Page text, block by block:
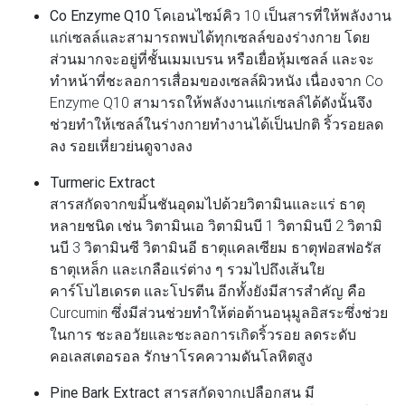
Co Enzyme Q10 โคเอนไซม์คิว 10 เป็นสารที่ให้พลังงาน
แก่เซลล์และสามารถพบได้ทุกเซลล์ของร่างกาย โดย
ส่วนมากจะอยู่ที่ชั้นเมมเบรน หรือเยื่อหุ้มเซลล์ และจะ
ทำหน้าที่ชะลอการเสื่อมของเซลล์ผิวหนัง เนื่องจาก Co
Enzyme Q10 สามารถให้พลังงานแก่เซลล์ได้ดังนั้นจึง
ช่วยทำให้เซลล์ในร่างกายทำงานได้เป็นปกติ ริ้วรอยลด
ลง รอยเหี่ยวย่นดูจางลง
Turmeric Extract
สารสกัดจากขมิ้นชันอุดมไปด้วยวิตามินและแร่ ธาตุ
หลายชนิด เช่น วิตามินเอ วิตามินบี 1 วิตามินบี 2 วิตามิ
นบี 3 วิตามินซี วิตามินอี ธาตุแคลเซียม ธาตุฟอสฟอรัส
ธาตุเหล็ก และเกลือแร่ต่าง ๆ รวมไปถึงเส้นใย
คาร์โบไฮเดรต และโปรตีน อีกทั้งยังมีสารสำคัญ คือ
Curcumin ซึ่งมีส่วนช่วยทำให้ต่อต้านอนุมูลอิสระซึ่งช่วย
ในการ ชะลอวัยและชะลอการเกิดริ้วรอย ลดระดับ
คอเลสเตอรอล รักษาโรคความดันโลหิตสูง
Pine Bark Extract สารสกัดจากเปลือกสน มี